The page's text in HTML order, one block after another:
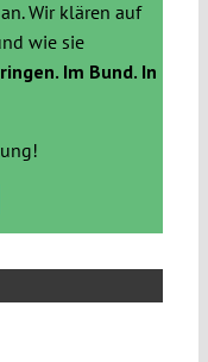
Wir klären auf
wie sie
Im Bund. In